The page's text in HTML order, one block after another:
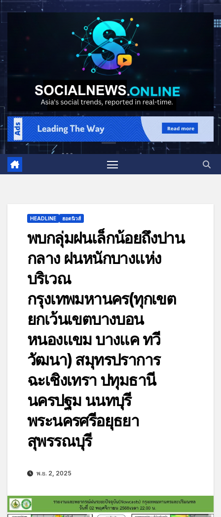
HEADLINE ฮอตนิวส์
พบกลุ่มฝนเล็กน้อยถึงปาน
กลาง ฝนหนักบางแห่ง
บริเวณ
กรุงเทพมหานคร(ทุกเขต
ยกเว้นเขตบางบอน
หนองแขม บางแค ทวี
วัฒนา) สมุทรปราการ
ฉะเชิงเทรา ปทุมธานี
นครปฐม นนทบุรี
พระนครศรีอยุธยา
สุพรรณบุรี
พ.ย. 2, 2025